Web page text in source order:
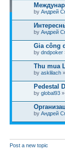
by Андрей
by Андрей
Gia công
by dndpoker
Thu mua
by asklilach
Pedestal
by global93
by Андрей
Post a new topic